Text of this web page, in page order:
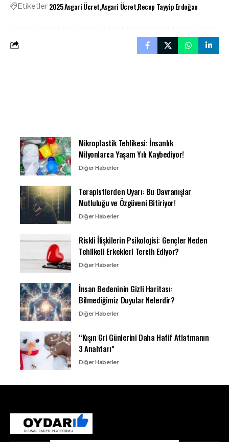
Etiketler 2025 Asgari ÜcretAsgari ÜcretRecep Tayyip Erdoğan
Mikroplastik Tehlikesi: İnsanlık
Milyonlarca Yaşam Yılı Kaybediyor!
Diğer Haberler
Terapistlerden Uyarı: Bu Davranışlar
Mutluluğu ve Özgüveni Bitiriyor!
Diğer Haberler
Riskli İlişkilerin Psikolojisi: Gençler Neden
Tehlikeli Erkekleri Tercih Ediyor?
Diğer Haberler
İnsan Bedeninin Gizli Haritası:
Bilmediğimiz Duyular Nelerdir?
Diğer Haberler
“Kışın Gri Günlerini Daha Hafif Atlatmanın
3 Anahtarı”
Diğer Haberler